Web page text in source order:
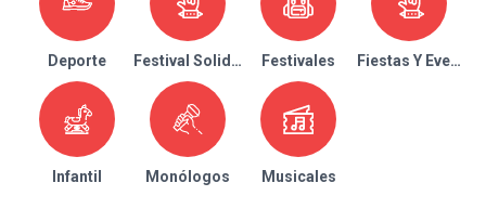
Deporte Festival Solidario Festivales Fiestas Y Eventos
Infantil Monólogos Musicales